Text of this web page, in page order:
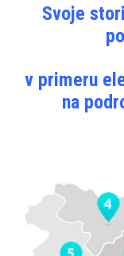
Svoje
v primeru
na